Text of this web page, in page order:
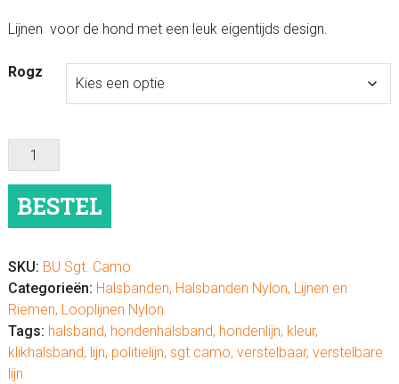
Lijnen voor de hond met een leuk eigentijds design.
Rogz
nylon
Camo
aantal
BESTEL
SKU: BU Sgt. Camo
Categorieën: Halsbanden, Halsbanden Nylon, Lijnen en
Riemen, Looplijnen Nylon
Tags: halsband, hondenhalsband, hondenlijn, kleur,
klikhalsband, lijn, politielijn, sgt camo, verstelbaar, verstelbare
lijn